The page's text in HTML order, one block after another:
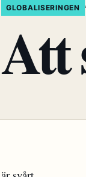
GLOBALISERINGEN
Att